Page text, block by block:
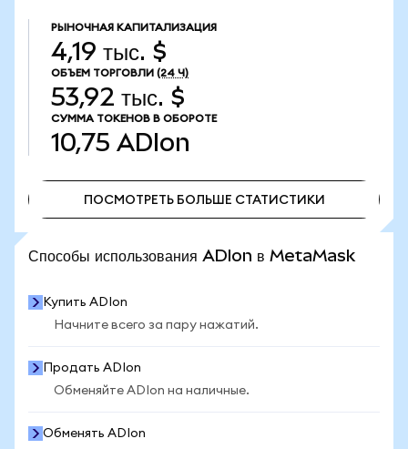
РЫНОЧНАЯ КАПИТАЛИЗАЦИЯ
4,19 тыс. $
ОБЪЕМ ТОРГОВЛИ (24 Ч)
53,92 тыс. $
СУММА ТОКЕНОВ В ОБОРОТЕ
10,75 ADIon
ПОСМОТРЕТЬ БОЛЬШЕ СТАТИСТИКИ
Способы использования ADIon в MetaMask
Купить ADIon
Начните всего за пару нажатий.
Продать ADIon
Обменяйте ADIon на наличные.
Обменять ADIon